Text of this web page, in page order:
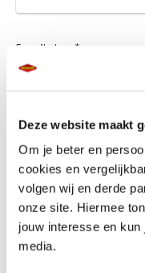
Deze website maakt
Om je beter en
cookies en
volgen wij en derde
onze site. Hiermee
jouw interesse en
media.
E-mailadres *
Telefoonnummer *
Vraag en/of opmerking